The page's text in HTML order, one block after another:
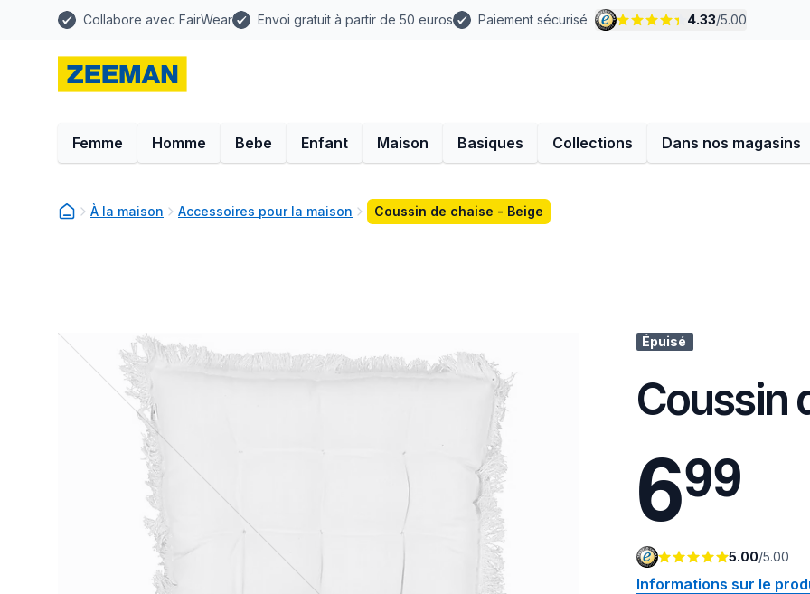
Collabore avec FairWear Envoi gratuit à partir de 50 euros Paiement sécurisé 4.33/5.00
Femme Homme Bebe Enfant Maison Basiques Collections Dans nos magasins
À la maison Accessoires pour la maison Coussin de chaise - Beige
Épuisé
Coussin
699
5.00/5.00
Informations sur le